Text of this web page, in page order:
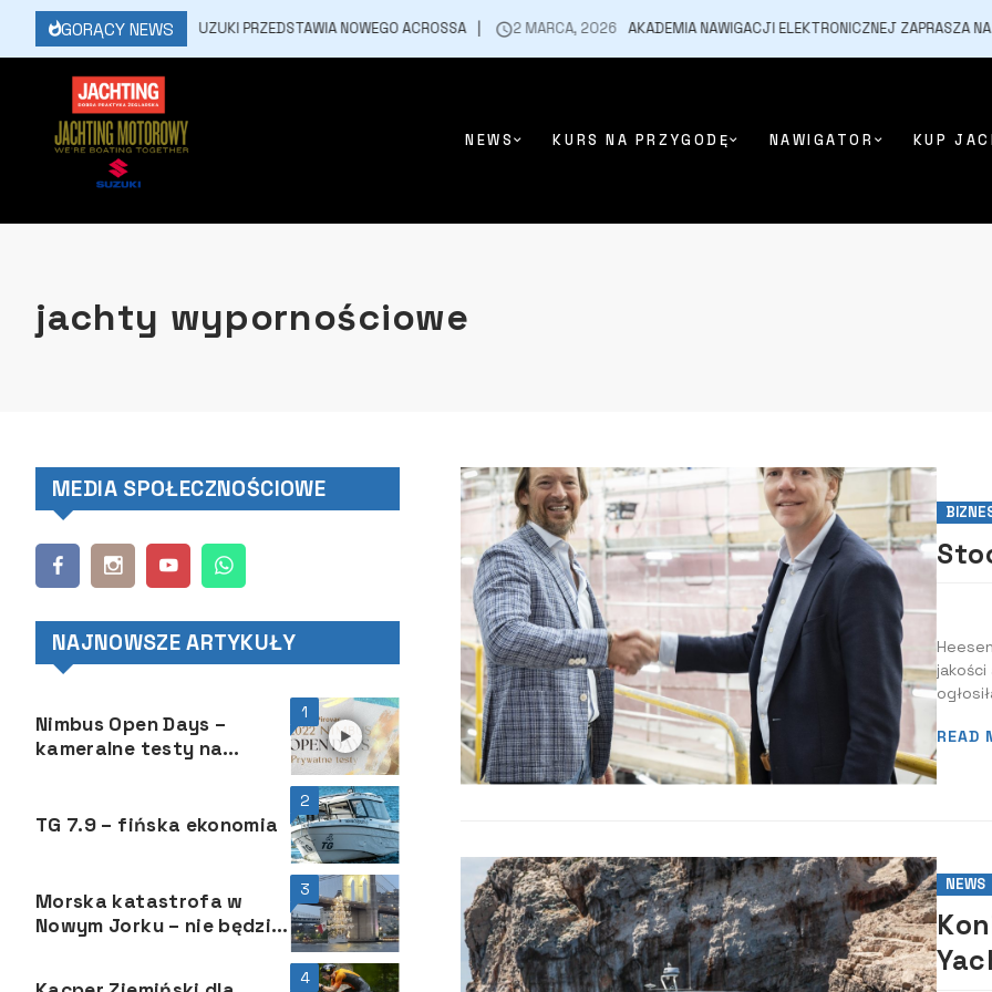
GORĄCY NEWS
2 MARCA, 2026 SUZUKI PRZEDSTAWIA NOWEGO ACROSSA 2 MARCA, 2026 AKADEMIA NAWIGACJI ELEKTRONICZNEJ ZAPRASZA NA
NEWS KURS NA PRZYGODĘ NAWIGATOR KUP
jachty wypornościowe
READ
NEWS
MEDIA SPOŁECZNOŚCIOWE
NAJNOWSZE ARTYKUŁY
1
Nimbus Open Days –
kameralne testy na
2
TG 7.9 – fińska ekonomia
3
Morska katastrofa w
Nowym Jorku – nie będzie
4